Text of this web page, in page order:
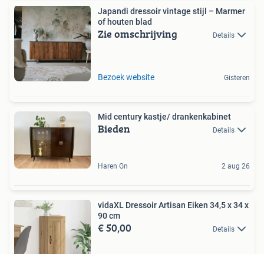
Japandi dressoir vintage stijl – Marmer
of houten blad
Zie omschrijving Details
Bezoek website Gisteren
Mid century kastje/ drankenkabinet
Bieden Details
Haren Gn 2 aug 26
vidaXL Dressoir Artisan Eiken 34,5 x 34 x
90 cm
€ 50,00 Details